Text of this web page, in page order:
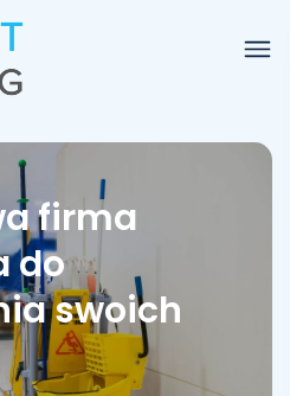
firma
do
swoich